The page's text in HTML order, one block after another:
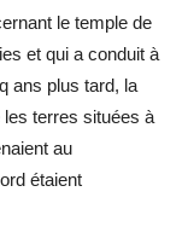
le temple de
et qui a conduit à
ans plus tard, la
les terres situées à
au
étaient